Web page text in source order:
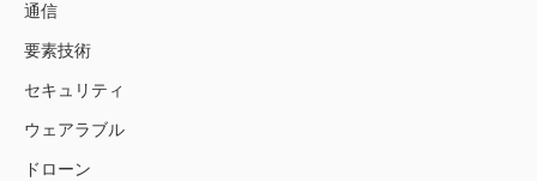
通信
要素技術
セキュリティ
ウェアラブル
ドローン